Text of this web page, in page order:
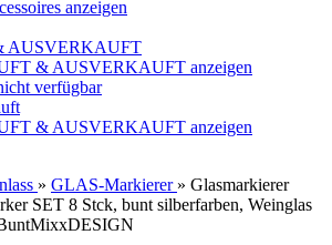
anzeigen
AUSVERKAUFT
& AUSVERKAUFT anzeigen
verfügbar
& AUSVERKAUFT anzeigen
» GLAS-Markierer » Glasmarkierer
SET 8 Stck, bunt silberfarben, Weinglas